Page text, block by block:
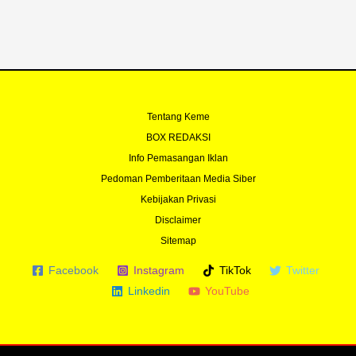
Tentang Keme
BOX REDAKSI
Info Pemasangan Iklan
Pedoman Pemberitaan Media Siber
Kebijakan Privasi
Disclaimer
Sitemap
Facebook Instagram TikTok
Twitter
Linkedin
YouTube